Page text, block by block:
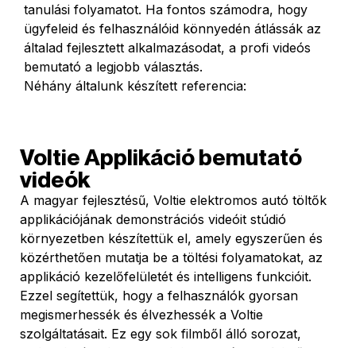
tanulási folyamatot. Ha fontos számodra, hogy
ügyfeleid és felhasználóid könnyedén átlássák az
általad fejlesztett alkalmazásodat, a profi videós
bemutató a legjobb választás.
Néhány általunk készített referencia:
Voltie Applikáció bemutató
videók
A magyar fejlesztésű, Voltie elektromos autó töltők
applikációjának demonstrációs videóit stúdió
környezetben készítettük el, amely egyszerűen és
közérthetően mutatja be a töltési folyamatokat, az
applikáció kezelőfelületét és intelligens funkcióit.
Ezzel segítettük, hogy a felhasználók gyorsan
megismerhessék és élvezhessék a Voltie
szolgáltatásait. Ez egy sok filmből álló sorozat,